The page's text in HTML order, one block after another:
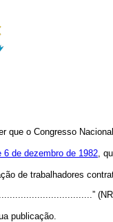
que o Congresso
6 de dezembro de 1982,
de trabalhadores
publicação.